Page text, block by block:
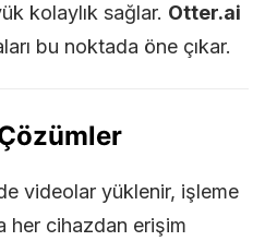
kolaylık sağlar. Otter.ai
bu noktada öne çıkar.
videolar yüklenir, işleme
her cihazdan erişim